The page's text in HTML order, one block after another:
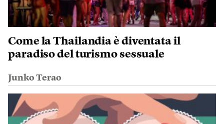
Come la Thailandia è diventata il
paradiso del turismo sessuale
Junko Terao